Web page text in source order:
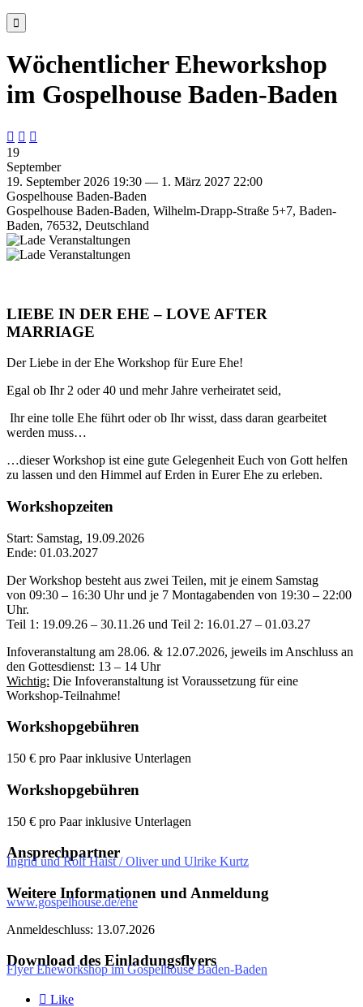

Wöchentlicher Eheworkshop
im Gospelhouse Baden-Baden
  
19
September
19. September 2026 19:30 — 1. März 2027 22:00
Gospelhouse Baden-Baden
Gospelhouse Baden-Baden, Wilhelm-Drapp-Straße 5+7, Baden-
Baden, 76532, Deutschland
LIEBE IN DER EHE – LOVE AFTER
MARRIAGE
Der Liebe in der Ehe Workshop für Eure Ehe!
Egal ob Ihr 2 oder 40 und mehr Jahre verheiratet seid,
Ihr eine tolle Ehe führt oder ob Ihr wisst, dass daran gearbeitet
werden muss…
…dieser Workshop ist eine gute Gelegenheit Euch von Gott helfen
zu lassen und den Himmel auf Erden in Eurer Ehe zu erleben.
Workshopzeiten
Start: Samstag, 19.09.2026
Ende: 01.03.2027
Der Workshop besteht aus zwei Teilen, mit je einem Samstag
von 09:30 – 16:30 Uhr und je 7 Montagabenden von 19:30 – 22:00
Uhr.
Teil 1: 19.09.26 – 30.11.26 und Teil 2: 16.01.27 – 01.03.27
Infoveranstaltung am 28.06. & 12.07.2026, jeweils im Anschluss an
den Gottesdienst: 13 – 14 Uhr
Wichtig: Die Infoveranstaltung ist Voraussetzung für eine
Workshop-Teilnahme!
Workshopgebühren
150 € pro Paar inklusive Unterlagen
Workshopgebühren
150 € pro Paar inklusive Unterlagen
Ansprechpartner
Ingrid und Rolf Haist / Oliver und Ulrike Kurtz
Weitere Informationen und Anmeldung
www.gospelhouse.de/ehe
Anmeldeschluss: 13.07.2026
Download des Einladungsflyers
Flyer Eheworkshop im Gospelhouse Baden-Baden
 Like